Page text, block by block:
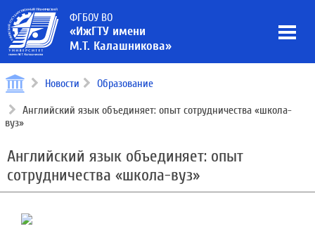
ФГБОУ ВО
«ИжГТУ имени
М.Т. Калашникова»
Новости Образование
Английский язык объединяет: опыт сотрудничества «школа-
вуз»
Английский язык объединяет: опыт
сотрудничества «школа-вуз»